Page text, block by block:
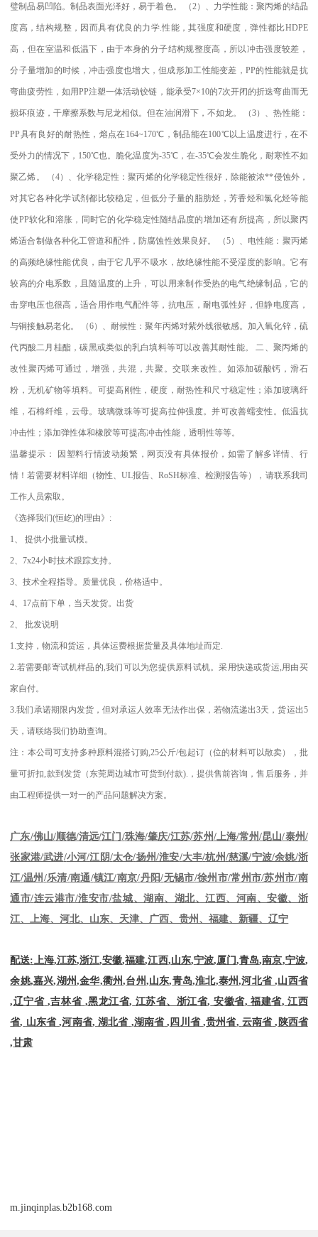
璧制品易凹陷。制品表面光泽好，易于着色。 （2）、力学性能：聚丙烯的结晶
度高，结构规整，因而具有优良的力学. 性能，其强度和硬度，弹性都比HDPE
高，但在室温和低温下，由于本身的分子结构规整度高，所以冲击强度较差，
分子量增加的时候，冲击强度也增大，但成形加工性能变差， PP的性能就是抗
弯曲疲劳性，如用PP注塑一体活动铰链，能承受7×10的7次开闭的折迭弯曲而无
损坏痕迹，干摩擦系数与尼龙相似。但在油润滑下，不如龙。 （3）、热性能：
PP具有良好的耐热性，熔点在164~170℃ ，制品能在100℃以上温度进行，在不
受外力的情况下， 150℃也。脆化温度为-35℃，在-35℃会发生脆化，耐寒性不如
聚乙烯。 （4）、化学稳定性：聚丙烯的化学稳定性很好，除能被浓**侵蚀外，
对其它各种化学试剂都比较稳定，但低分子量的脂肪烃，芳香烃和氯化烃等能
使PP软化和溶胀，同时它的化学稳定性随结晶度的增加还有所提高，所以聚丙
烯适合制做各种化工管道和配件，防腐蚀性效果良好。 （5）、电性能：聚丙烯
的高频绝缘性能优良，由于它几乎不吸水，故绝缘性能不受湿度的影响。它有
较高的介电系数，且随温度的上升，可以用来制作受热的电气绝缘制品，它的
击穿电压也很高，适合用作电气配件等，抗电压，耐电弧性好，但静电度高，
与铜接触易老化。 （6）、耐候性：聚年丙烯对紫外线很敏感。加入氧化锌，硫
代丙酸二月桂酯，碳黑或类似的乳白填料等可以改善其耐性能。 二、聚丙烯的
改性聚丙烯可通过，增强，共混，共聚。交联来改性。如添加碳酸钙，滑石
粉，无机矿物等填料。可提高刚性，硬度，耐热性和尺寸稳定性；添加玻璃纤
维，石棉纤维，云母。玻璃微珠等可提高拉伸强度。并可改善蠕变性。低温抗
冲击性；添加弹性体和橡胶等可提高冲击性能，透明性等等。
温馨提示： 因塑料行情波动频繁，网页没有具体报价，如需了解多详情、行
情！若需要材料详细（物性、 UL报告、RoSH标准、检测报告等），请联系我司
工作人员索取。
《选择我们(恒屹)的理由》 :
1 、提供小批量试模。
2 、7x24小时技术跟踪支持。
3 、技术全程指导。质量优良，价格适中。
4 17点前下单，当天发货。出货
2 、批发说明
1.支持，物流和货运，具体运费根据货量及具体地址而定
2. 若需要邮寄试机样品的 我们可以为您提供原料试机。采用快递或货运 用由买
家自付。
3.我们承诺期限内发货，但对承运人效率无法作出保，若物流递出3天，货运出5
天，请联络我们协助查询。
注：本公司可支持多种原料混搭订购 ,25公斤/包起订（位的材料可以散卖），批
量可折扣 款到发货（东莞周边城市可货到付款). ，提供售前咨询，售后服务，并
由工程师提供一对一的产品问题解决方案。
广东/佛山/顺德/清远/江门/珠海/肇庆/江苏/苏州/上海/常州/昆山/泰州/
张家港/武进/小河/江阴/太仓/扬州/淮安/大丰/杭州/慈溪/宁波/余姚/浙
江/温州/乐清/南通/镇江/南京/丹阳/无锡市/徐州市/常州市/苏州市/南
通市/连云港市/淮安市/盐城、湖南、湖北、江西、河南、安徽、浙
江、上海、河北、山东、天津、广西、贵州、福建、新疆、辽宁
配送: 上海,江苏,浙江,安徽,福建,江西,山东,宁波,厦门,青岛,南京,宁波,
余姚,嘉兴,湖州,金华,衢州,台州,山东,青岛,淮北,泰州,河北省 ,山西省
,辽宁省 ,吉林省 ,黑龙江省, 江苏省、浙江省, 安徽省, 福建省, 江西
省, 山东省 ,河南省, 湖北省 ,湖南省 ,四川省 ,贵州省, 云南省 ,陕西省
,甘肃
m.jinqinplas.b2b168.com